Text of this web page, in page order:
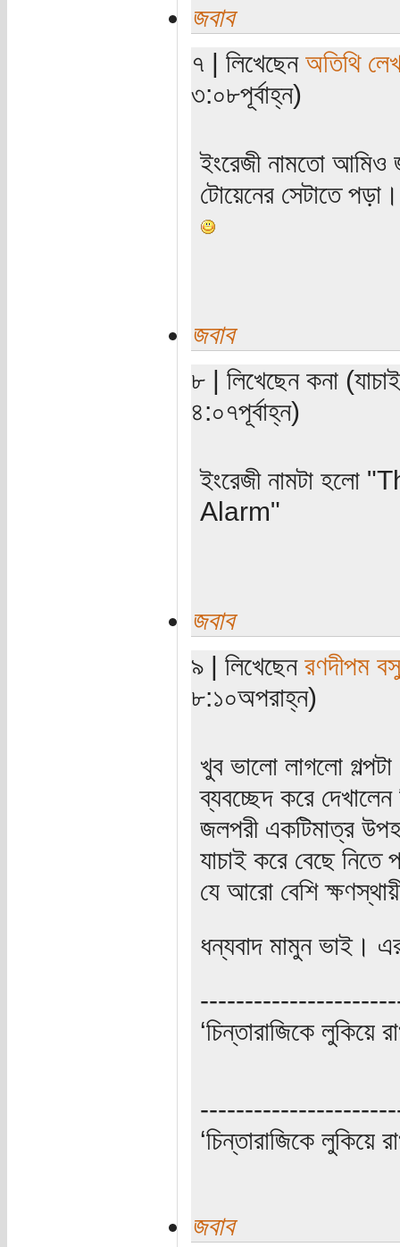
জবাব
৭ | লিখেছেন অতিথি
৩:০৮পূর্বাহ্ন)
ইংরেজী নামতো আমিও
টোয়েনের সেটাতে
জবাব
৮ | লিখেছেন কনা
৪:০৭পূর্বাহ্ন)
ইংরেজী নামটা
Alarm"
জবাব
৯ | লিখেছেন রণদীপম বসু
৮:১০অপরাহ্ন)
খুব ভালো লাগলো
ব্যবচ্ছেদ করে
জলপরী একটিমাত্র
যাচাই করে বেছে নিতে
যে আরো বেশি
ধন্যবাদ মামুন ভাই।
‘চিন্তারাজিকে লুকিয়ে
‘চিন্তারাজিকে লুকিয়ে
জবাব